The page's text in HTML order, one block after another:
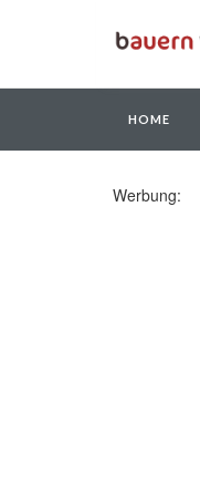
HOME
Werbung: